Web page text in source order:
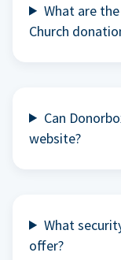
What are
Church
Can
website?
What
offer?